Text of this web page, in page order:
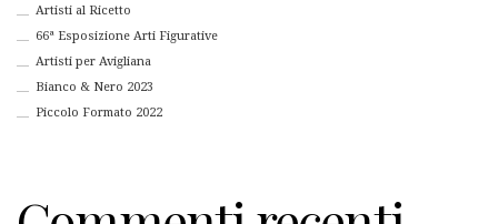
Artisti al Ricetto
66ª Esposizione Arti Figurative
Artisti per Avigliana
Bianco & Nero 2023
Piccolo Formato 2022